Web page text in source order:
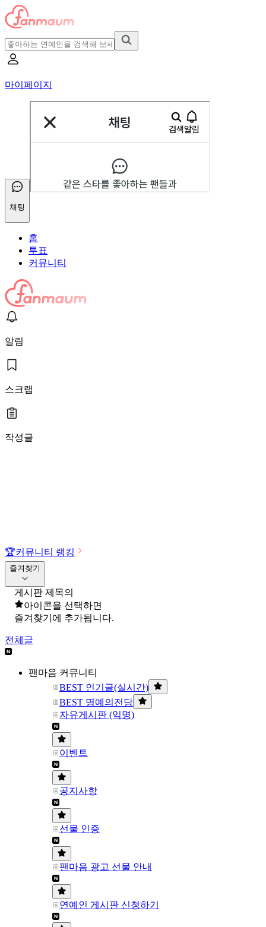
마이페이지
채팅
홈
투표
커뮤니티
알림
스크랩
작성글
🏆커뮤니티 랭킹
즐겨찾기
게시판 제목의
아이콘을 선택하면
즐겨찾기에 추가됩니다.
전체글
팬마음 커뮤니티
BEST 인기글(실시간)
BEST 명예의전당
자유게시판 (익명)
이벤트
공지사항
선물 인증
팬마음 광고 선물 안내
연예인 게시판 신청하기